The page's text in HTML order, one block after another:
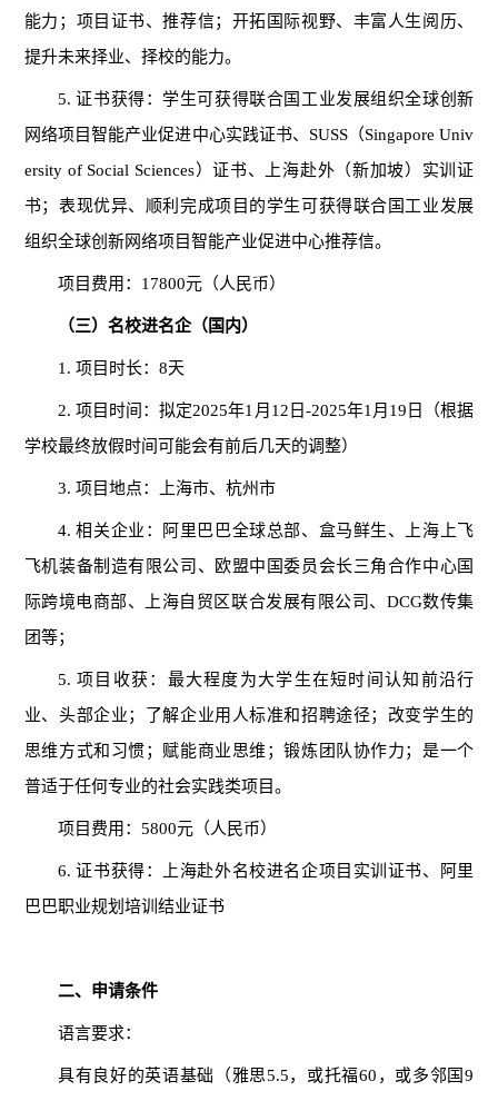
能力；项目证书、推荐信；开拓国际视野、丰富人生阅历、
提升未来择业、择校的能力。
5. 证书获得：学生可获得联合国工业发展组织全球创新
网络项目智能产业促进中心实践证书、SUSS（Singapore Univ
ersity of Social Sciences）证书、上海赴外（新加坡）实训证
书；表现优异、顺利完成项目的学生可获得联合国工业发展
组织全球创新网络项目智能产业促进中心推荐信。
项目费用：17800元（人民币）
（三）名校进名企（国内）
1. 项目时长：8天
2. 项目时间：拟定2025年1月12日-2025年1月19日（根据
学校最终放假时间可能会有前后几天的调整）
3. 项目地点：上海市、杭州市
4. 相关企业：阿里巴巴全球总部、盒马鲜生、上海上飞
飞机装备制造有限公司、欧盟中国委员会长三角合作中心国
际跨境电商部、上海自贸区联合发展有限公司、DCG数传集
团等；
5. 项目收获：最大程度为大学生在短时间认知前沿行
业、头部企业；了解企业用人标准和招聘途径；改变学生的
思维方式和习惯；赋能商业思维；锻炼团队协作力；是一个
普适于任何专业的社会实践类项目。
项目费用：5800元（人民币）
6. 证书获得：上海赴外名校进名企项目实训证书、阿里
巴巴职业规划培训结业证书
二、申请条件
语言要求：
具有良好的英语基础（雅思5.5，或托福60，或多邻国9